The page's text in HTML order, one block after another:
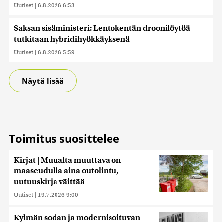
Uutiset | 6.8.2026 6:53
Saksan sisäministeri: Lentokentän droonilöytöä
tutkitaan hybridihyökkäyksenä
Uutiset | 6.8.2026 5:59
Näytä lisää
Toimitus suosittelee
Kirjat | Muualta muuttava on
maaseudulla aina outolintu,
uutuuskirja väittää
Uutiset | 19.7.2026 9:00
Kylmän sodan ja modernisoituvan